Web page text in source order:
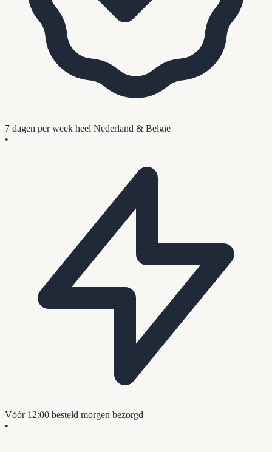
7 dagen per week heel Nederland & België
•
Vóór 12:00 besteld morgen bezorgd
•